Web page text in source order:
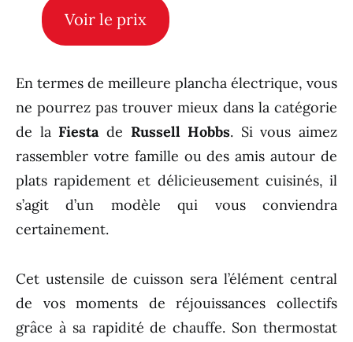
Voir le prix
En termes de meilleure plancha électrique, vous
ne pourrez pas trouver mieux dans la catégorie
de la Fiesta de Russell Hobbs. Si vous aimez
rassembler votre famille ou des amis autour de
plats rapidement et délicieusement cuisinés, il
s’agit d’un modèle qui vous conviendra
certainement.
Cet ustensile de cuisson sera l’élément central
de vos moments de réjouissances collectifs
grâce à sa rapidité de chauffe. Son thermostat